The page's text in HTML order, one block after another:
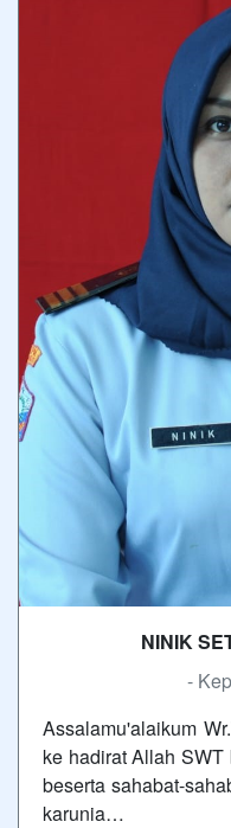
NINIK
-
Assalamu'alaikum
ke hadirat Allah
beserta sahabat-
karunia…